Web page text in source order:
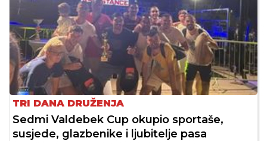
TRI DANA DRUŽENJA
Sedmi Valdebek Cup okupio sportaše,
susjede, glazbenike i ljubitelje pasa